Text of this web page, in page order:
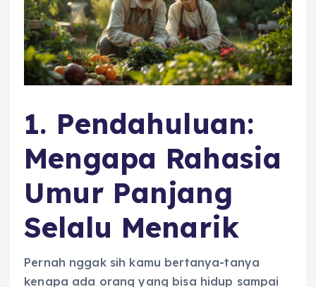
1. Pendahuluan:
Mengapa Rahasia
Umur Panjang
Selalu Menarik
Pernah nggak sih kamu bertanya-tanya
kenapa ada orang yang bisa hidup sampai